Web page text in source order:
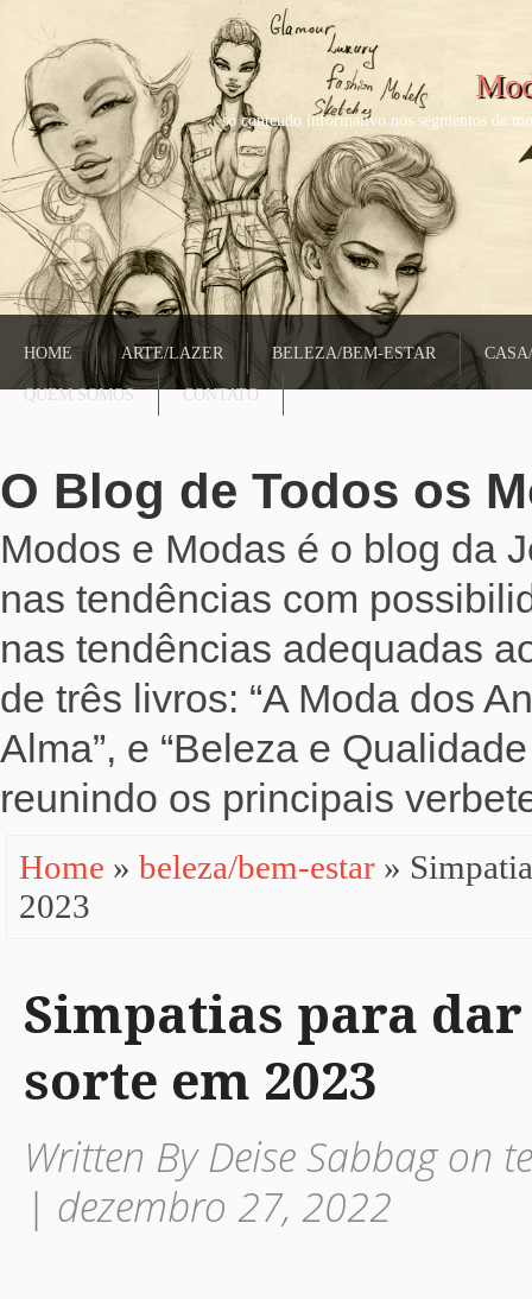
só conteudo informativo nos segmentos de
HOME ARTE/LAZER BELEZA/BEM-ESTAR
QUEM SOMOS CONTATO
O Blog de Todos os
Modos e Modas é o blog da
nas tendências com
nas tendências adequadas
de três livros: “A Moda dos
Alma”, e “Beleza e
reunindo os principais
Home » beleza/bem-estar »
2023
Simpatias para
sorte em 2023
Written By Deise Sabbag on
| dezembro 27, 2022